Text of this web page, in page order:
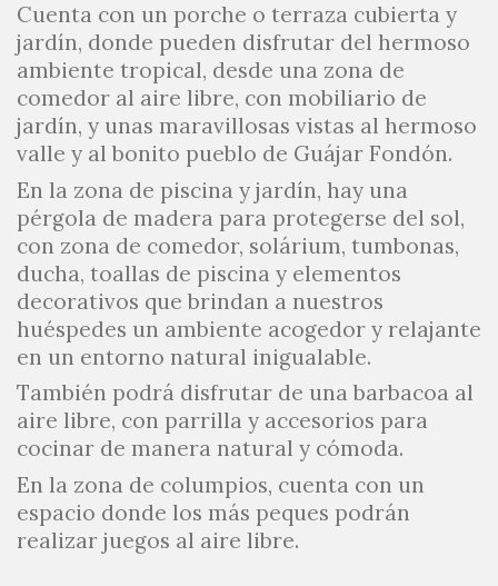
Cuenta con un porche o terraza cubierta y
jardín, donde pueden disfrutar del hermoso
ambiente tropical, desde una zona de
comedor al aire libre, con mobiliario de
jardín, y unas maravillosas vistas al hermoso
valle y al bonito pueblo de Guájar Fondón.
En la zona de piscina y jardín, hay una
pérgola de madera para protegerse del sol,
con zona de comedor, solárium, tumbonas,
ducha, toallas de piscina y elementos
decorativos que brindan a nuestros
huéspedes un ambiente acogedor y relajante
en un entorno natural inigualable.
También podrá disfrutar de una barbacoa al
aire libre, con parrilla y accesorios para
cocinar de manera natural y cómoda.
En la zona de columpios, cuenta con un
espacio donde los más peques podrán
realizar juegos al aire libre.